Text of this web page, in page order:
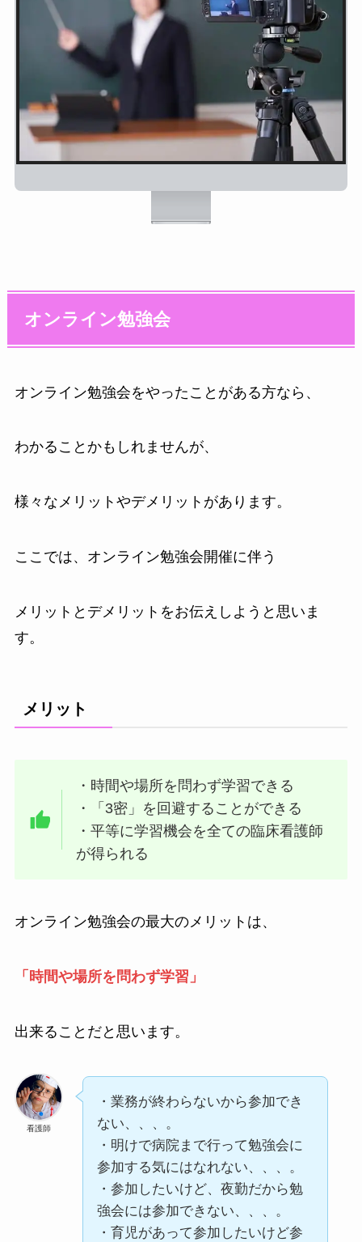
オンライン勉強会
オンライン勉強会をやったことがある方なら、
わかることかもしれませんが、
様々なメリットやデメリットがあります。
ここでは、オンライン勉強会開催に伴う
メリットとデメリットをお伝えしようと思いま
す。
メリット
・時間や場所を問わず学習できる
・「3密」を回避することができる
・平等に学習機会を全ての臨床看護師
が得られる
オンライン勉強会の最大のメリットは、
「時間や場所を問わず学習」
出来ることだと思います。
看護師
・業務が終わらないから参加でき
ない、、、。
・明けで病院まで行って勉強会に
参加する気にはなれない、、、。
・参加したいけど、夜勤だから勉
強会には参加できない、、、。
・育児があって参加したいけど参